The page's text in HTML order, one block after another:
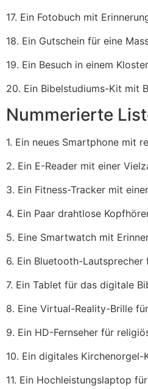
17. Ein Fotobuch mit
18. Ein Gutschein für eine
19. Ein Besuch in einem
20. Ein Bibelstudiums-Kit mit
Nummerierte
1. Ein neues Smartphone mit
2. Ein E-Reader mit einer
3. Ein Fitness-Tracker mit
4. Ein Paar drahtlose
5. Eine Smartwatch mit
6. Ein Bluetooth-
7. Ein Tablet für das digitale
8. Eine Virtual-Reality-Brille
9. Ein HD-Fernseher für
10. Ein digitales Kirchenorgel-
11. Ein Hochleistungslaptop